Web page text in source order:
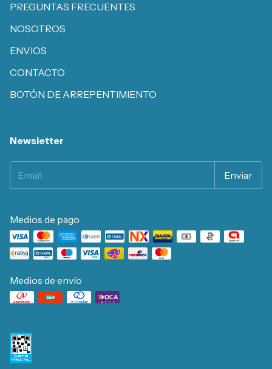
PREGUNTAS FRECUENTES
NOSOTROS
ENVIOS
CONTACTO
BOTÓN DE ARREPENTIMIENTO
Newsletter
Medios de pago
Medios de envío